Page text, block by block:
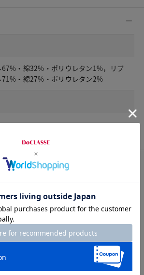
・綿32%・ポリウレタン1%，リブ
・綿27%・ポリウレタン2%
サイズガイドはこちら
63 107 81.5
65 111
85